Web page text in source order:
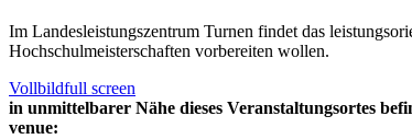
Im Landesleistungszentrum Turnen findet das
Hochschulmeisterschaften vorbereiten wollen.
Vollbildfull screen
in unmittelbarer Nähe dieses Veranstaltungsortes
venue: